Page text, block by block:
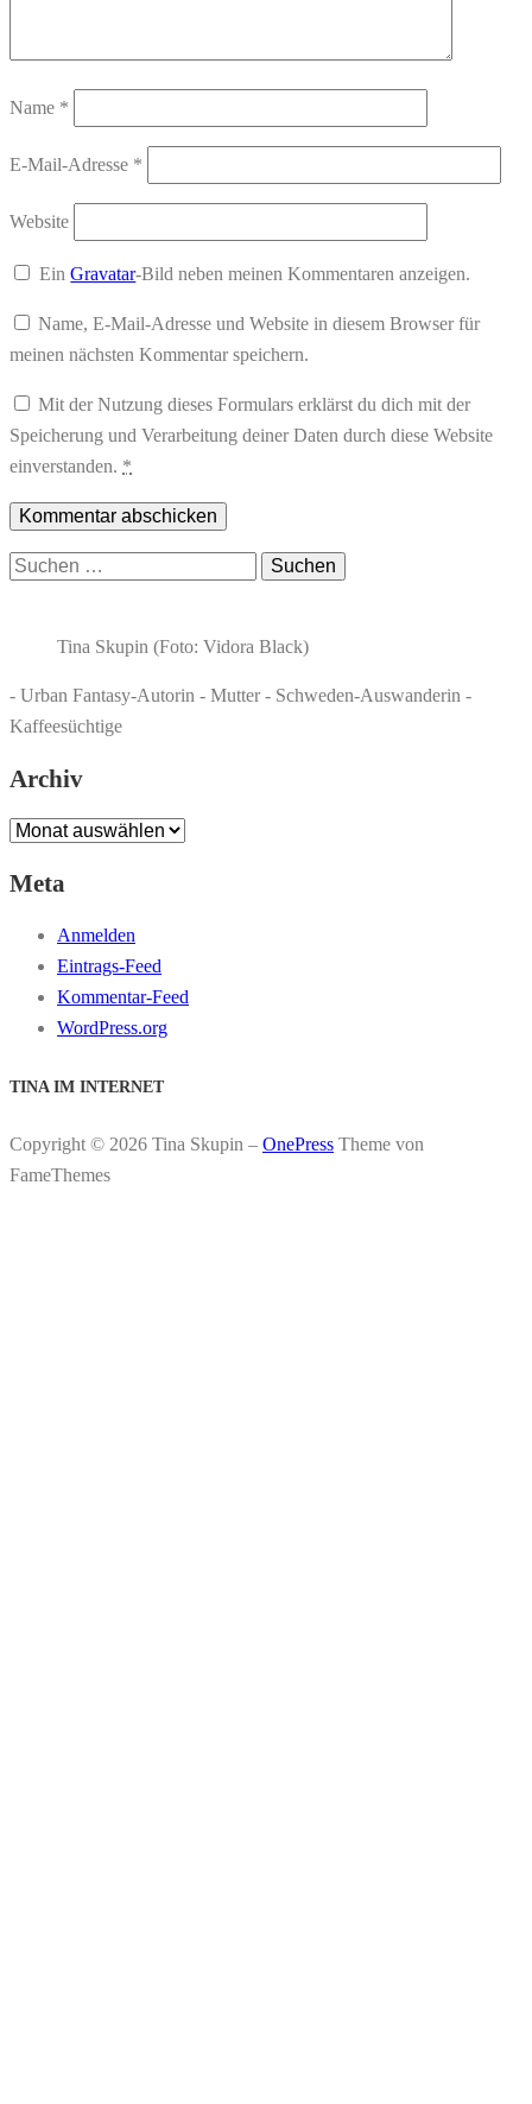
Name *
E-Mail-Adresse *
Website
EinGravatar-Bild neben meinen Kommentaren anzeigen.
Name, E-Mail-Adresse und Website in diesem Browser für
meinen nächsten Kommentar speichern.
Mit der Nutzung dieses Formulars erklärst du dich mit der
Speicherung und Verarbeitung deiner Daten durch diese Website
einverstanden. *
Suchen
Tina Skupin (Foto: Vidora Black)
- Urban Fantasy-Autorin - Mutter - Schweden-Auswanderin -
Kaffeesüchtige
Archiv
Archiv
Meta
Anmelden
Eintrags-Feed
Kommentar-Feed
WordPress.org
TINA IM INTERNET
Copyright © 2026 Tina Skupin – OnePress Theme von
FameThemes